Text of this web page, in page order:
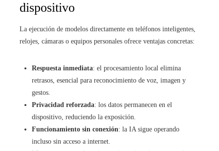
dispositivo
La ejecución de modelos directamente en teléfonos inteligentes,
relojes, cámaras o equipos personales ofrece ventajas concretas:
Respuesta inmediata: el procesamiento local elimina
retrasos, esencial para reconocimiento de voz, imagen y
gestos.
Privacidad reforzada: los datos permanecen en el
dispositivo, reduciendo la exposición.
Funcionamiento sin conexión: la IA sigue operando
incluso sin acceso a internet.